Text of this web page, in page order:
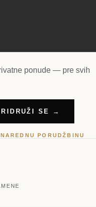
ponude — pre svih
SE →
PORUDŽBINU